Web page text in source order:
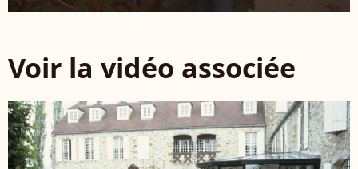
Voir la vidéo associée